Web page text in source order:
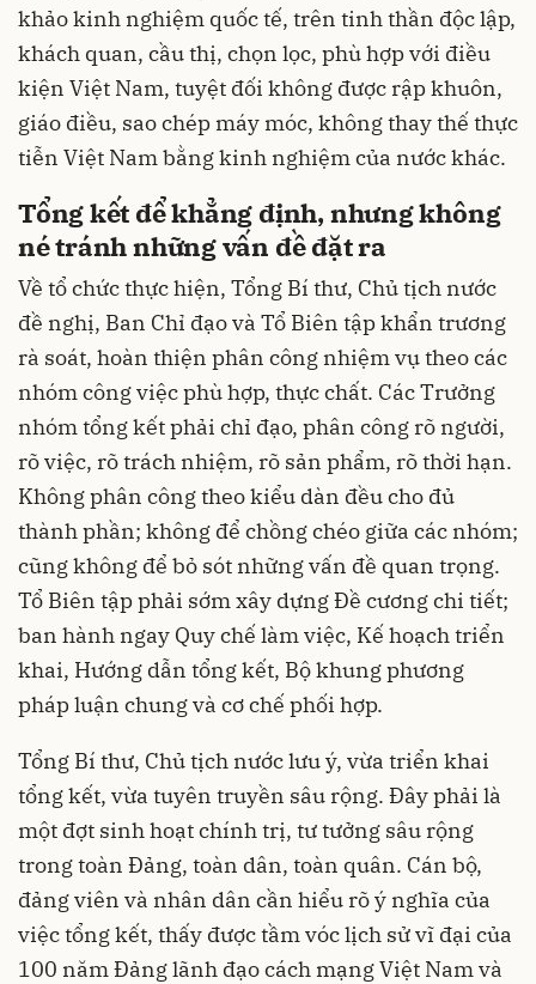
khảo kinh nghiệm quốc tế, trên tinh thần độc lập,
khách quan, cầu thị, chọn lọc, phù hợp với điều
kiện Việt Nam, tuyệt đối không được rập khuôn,
giáo điều, sao chép máy móc, không thay thế thực
tiễn Việt Nam bằng kinh nghiệm của nước khác.
Tổng kết để khẳng định, nhưng không
né tránh những vấn đề đặt ra
Về tổ chức thực hiện, Tổng Bí thư, Chủ tịch nước
đề nghị, Ban Chỉ đạo và Tổ Biên tập khẩn trương
rà soát, hoàn thiện phân công nhiệm vụ theo các
nhóm công việc phù hợp, thực chất. Các Trưởng
nhóm tổng kết phải chỉ đạo, phân công rõ người,
rõ việc, rõ trách nhiệm, rõ sản phẩm, rõ thời hạn.
Không phân công theo kiểu dàn đều cho đủ
thành phần; không để chồng chéo giữa các nhóm;
cũng không để bỏ sót những vấn đề quan trọng.
Tổ Biên tập phải sớm xây dựng Đề cương chi tiết;
ban hành ngay Quy chế làm việc, Kế hoạch triển
khai, Hướng dẫn tổng kết, Bộ khung phương
pháp luận chung và cơ chế phối hợp.
Tổng Bí thư, Chủ tịch nước lưu ý, vừa triển khai
tổng kết, vừa tuyên truyền sâu rộng. Đây phải là
một đợt sinh hoạt chính trị, tư tưởng sâu rộng
trong toàn Đảng, toàn dân, toàn quân. Cán bộ,
đảng viên và nhân dân cần hiểu rõ ý nghĩa của
việc tổng kết, thấy được tầm vóc lịch sử vĩ đại của
100 năm Đảng lãnh đạo cách mạng Việt Nam và